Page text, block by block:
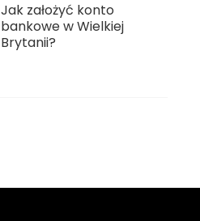
Jak założyć konto
bankowe w Wielkiej
Brytanii?